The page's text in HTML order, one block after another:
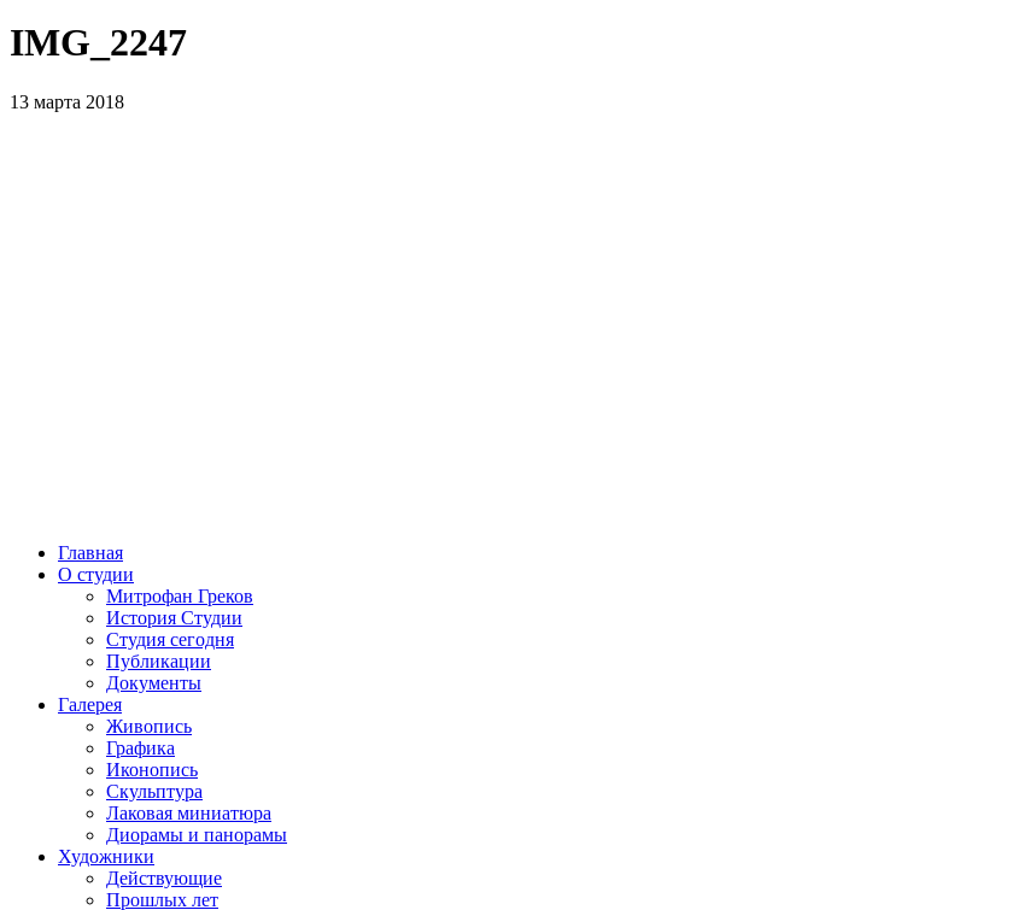
IMG_2247
13 марта 2018
Главная
О студии
Митрофан Греков
История Студии
Студия сегодня
Публикации
Документы
Галерея
Живопись
Графика
Иконопись
Скульптура
Лаковая миниатюра
Диорамы и панорамы
Художники
Действующие
Прошлых лет